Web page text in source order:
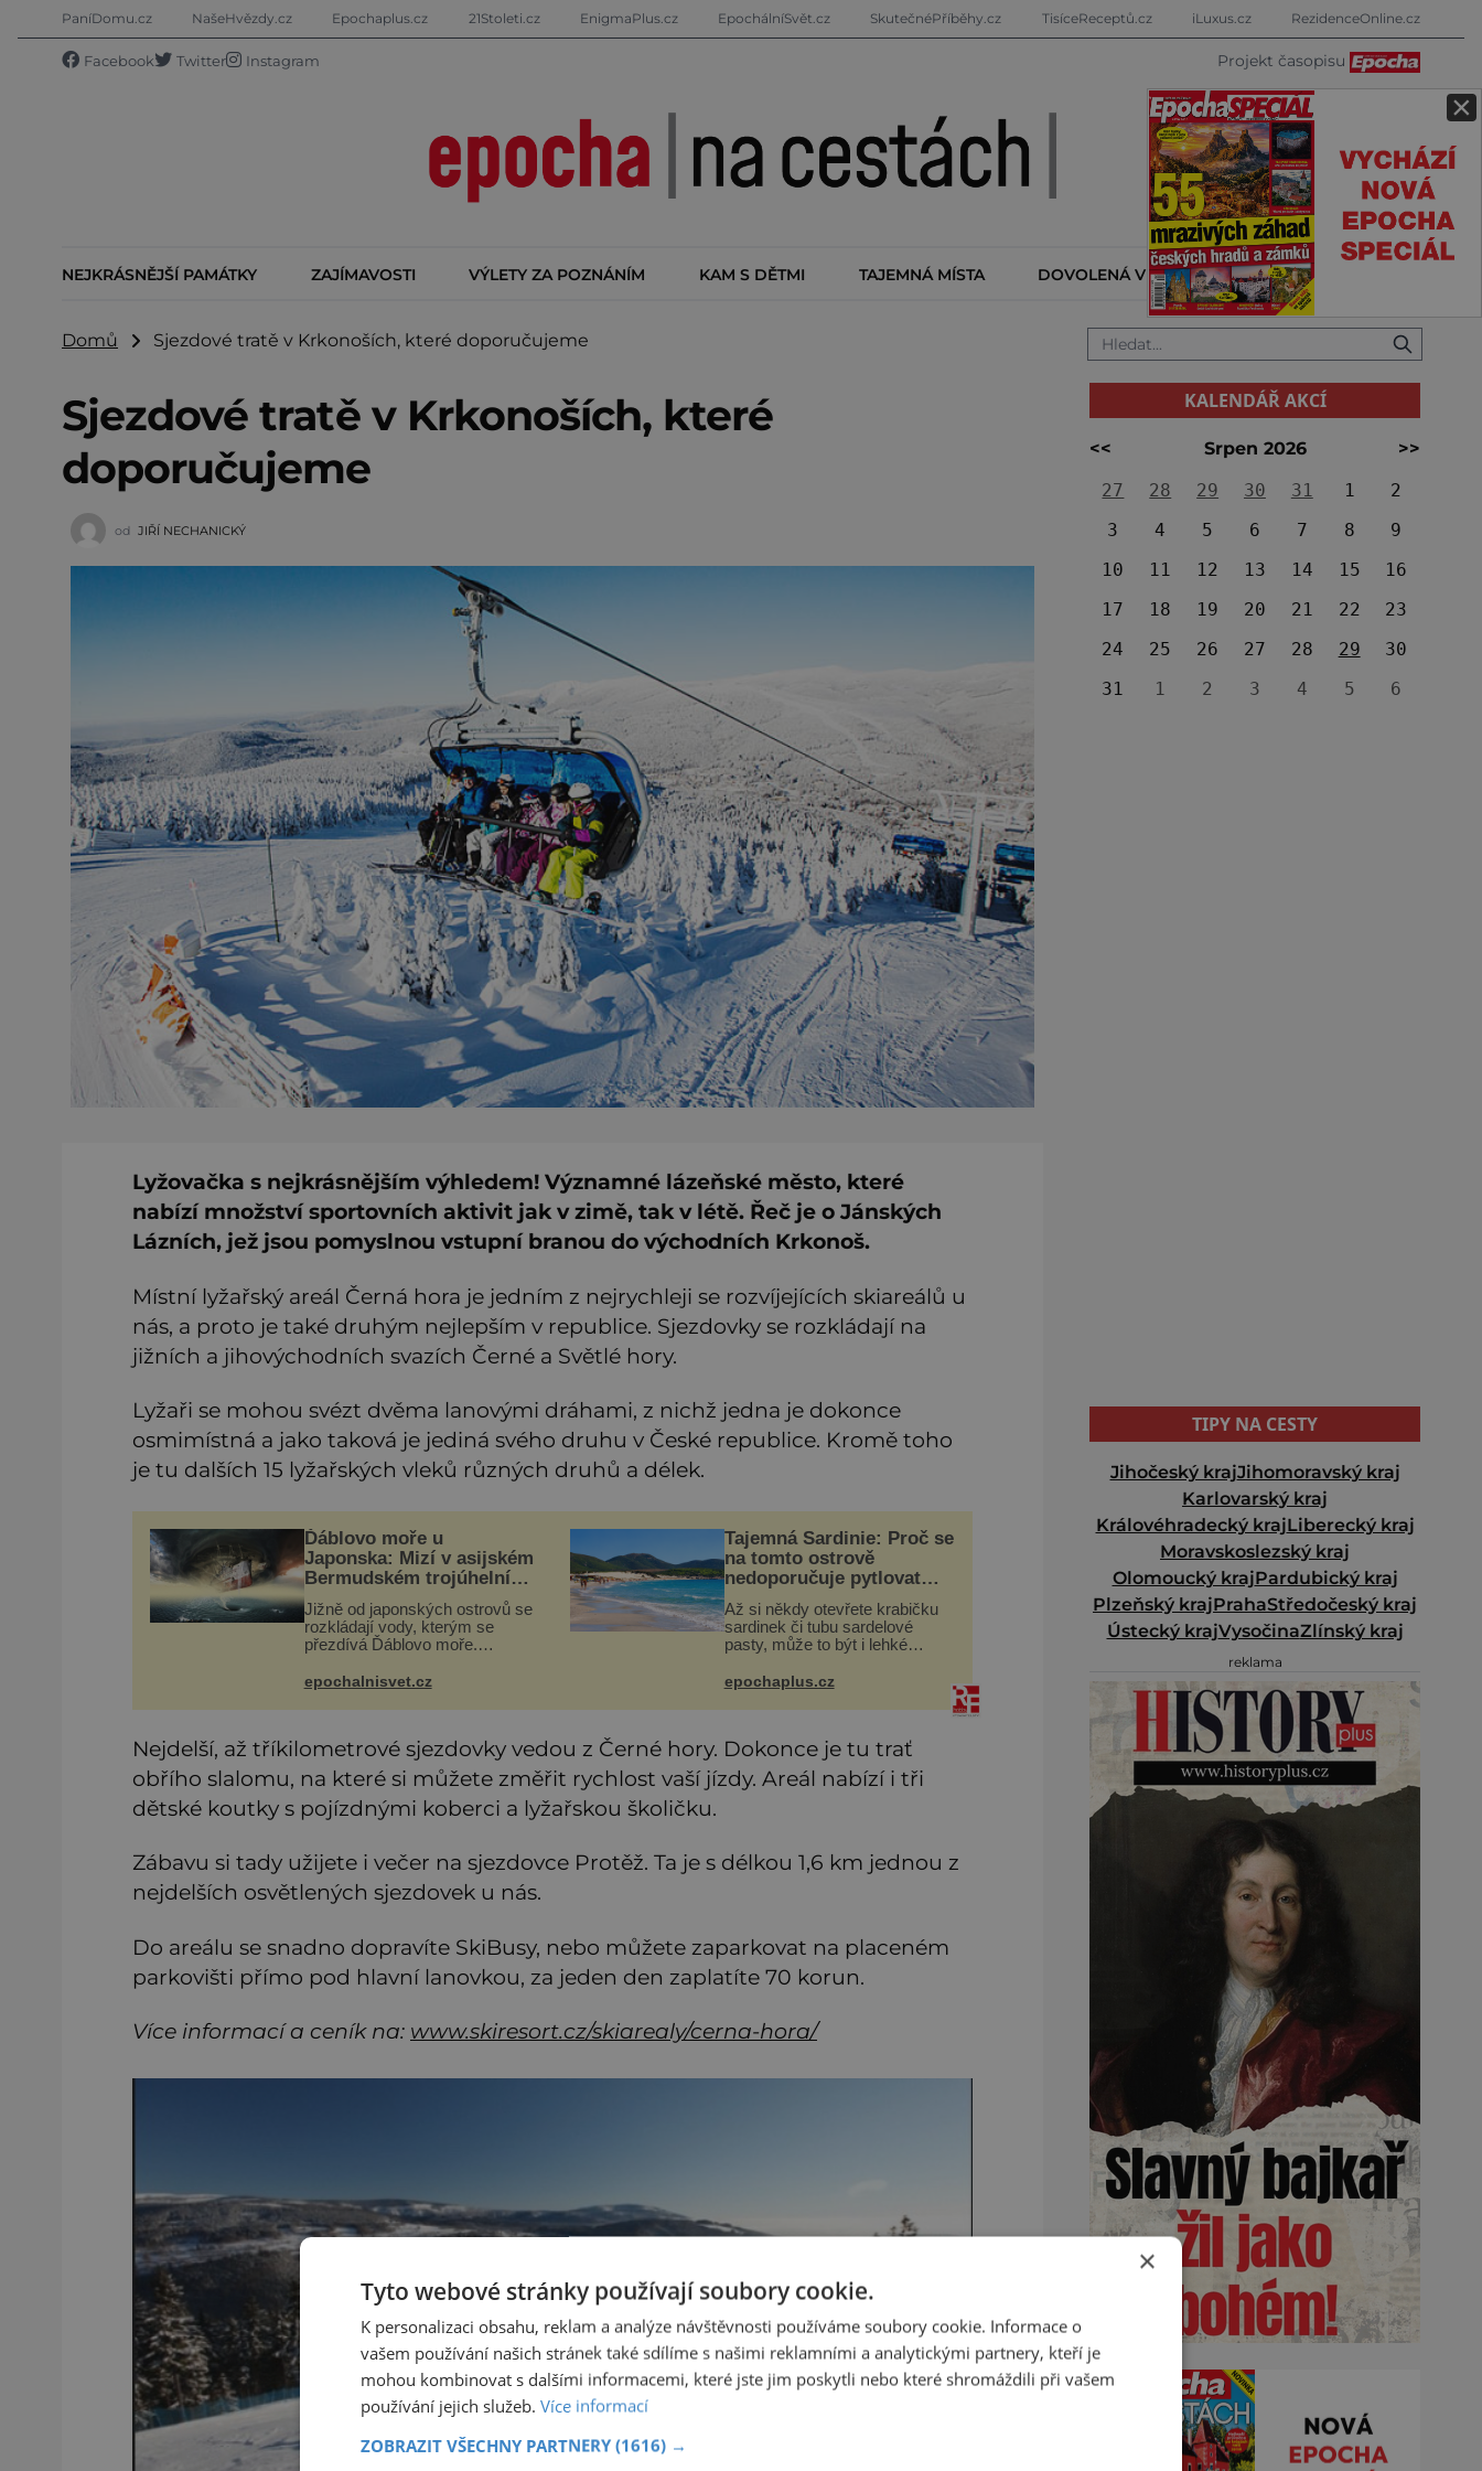
×
PaníDomu.cz NašeHvězdy.cz Epochaplus.cz 21Stoleti.cz EnigmaPlus.cz EpochálníSvět.cz SkutečnéPříběhy.cz TisíceReceptů.cz iLuxus.cz RezidenceOnline.cz
Facebook Twitter Instagram Projekt časopisu
NEJKRÁSNĚJŠÍ PAMÁTKY ZAJÍMAVOSTI VÝLETY ZA POZNÁNÍM KAM S DĚTMI TAJEMNÁ MÍSTA DOVOLENÁ V ZAHRANIČÍ KALENDÁŘ AKCÍ
Domů Sjezdové tratě v Krkonoších, které doporučujeme
Sjezdové tratě v Krkonoších, které
doporučujeme
od JIŘÍ NECHANICKÝ
Lyžovačka s nejkrásnějším výhledem! Významné lázeňské město, které
nabízí množství sportovních aktivit jak v zimě, tak v létě. Řeč je o Jánských
Lázních, jež jsou pomyslnou vstupní branou do východních Krkonoš.
Místní lyžařský areál Černá hora je jedním z nejrychleji se rozvíjejících skiareálů u
nás, a proto je také druhým nejlepším v republice. Sjezdovky se rozkládají na
jižních a jihovýchodních svazích Černé a Světlé hory.
Lyžaři se mohou svézt dvěma lanovými dráhami, z nichž jedna je dokonce
osmimístná a jako taková je jediná svého druhu v České republice. Kromě toho
je tu dalších 15 lyžařských vleků různých druhů a délek.
Ďáblovo moře u
Japonska: Mizí v asijském
Bermudském trojúhelníku
lodě ve spárech neznámé
síly?
Jižně od japonských ostrovů se
rozkládají vody, kterým se
přezdívá Ďáblovo moře.
beze stopy, podivných světlech,
dracích, kteří měli tyto ko
epochalnisvet.cz
Tajemná Sardinie: Proč se
na tomto ostrově
nedoporučuje pytlovat
„mořské brambory“?
Až si někdy otevřete krabičku
sardinek či tubu sardelové
pasty, může to být i lehké
Středozemního moře, na ostrov
byl právě italský ostrov Sa
epochaplus.cz
Nejdelší, až tříkilometrové sjezdovky vedou z Černé hory. Dokonce je tu trať
obřího slalomu, na které si můžete změřit rychlost vaší jízdy. Areál nabízí i tři
dětské koutky s pojízdnými koberci a lyžařskou školičku.
Zábavu si tady užijete i večer na sjezdovce Protěž. Ta je s délkou 1,6 km jednou z
nejdelších osvětlených sjezdovek u nás.
Do areálu se snadno dopravíte SkiBusy, nebo můžete zaparkovat na placeném
parkovišti přímo pod hlavní lanovkou, za jeden den zaplatíte 70 korun.
Více informací a ceník na: www.skiresort.cz/skiarealy/cerna-hora/
KALENDÁŘ AKCÍ
<< Srpen 2026
>>
27
28 29 30 31 1
2
3
4 5 6 7 8
9
10
11 12 13 14 15
16
17
18 19 20 21 22
23
24
25 26 27 28 29
30
31
1 2 3 4 5 6
TIPY NA CESTY
Jihočeský krajJihomoravský kraj
Karlovarský kraj
Královéhradecký krajLiberecký kraj
Moravskoslezský kraj
Olomoucký krajPardubický kraj
Plzeňský krajPrahaStředočeský kraj
Ústecký krajVysočinaZlínský kraj
reklama
×
Tyto webové stránky používají soubory cookie.
K personalizaci obsahu, reklam a analýze návštěvnosti používáme soubory cookie. Informace o
vašem používání našich stránek také sdílíme s našimi reklamními a analytickými partnery, kteří je
mohou kombinovat s dalšími informacemi, které jste jim poskytli nebo které shromáždili při vašem
používání jejich služeb. Více informací
ZOBRAZIT VŠECHNY PARTNERY (1616) →